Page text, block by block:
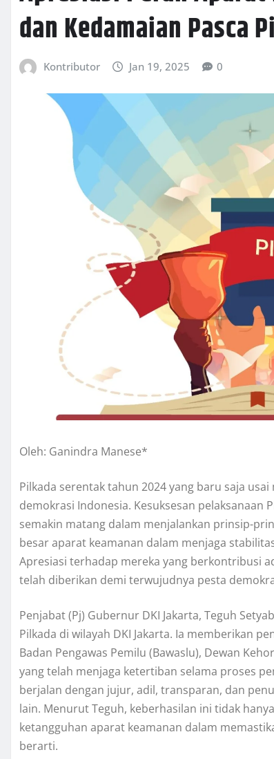
dan Kedamaian Pasca
Kontributor Jan 19, 2025 0
Oleh: Ganindra Manese*
Pilkada serentak tahun 2024 yang baru saja
demokrasi Indonesia. Kesuksesan pelaksanaan
semakin matang dalam menjalankan prinsip-
besar aparat keamanan dalam menjaga
Apresiasi terhadap mereka yang berkontribusi
telah diberikan demi terwujudnya pesta
Penjabat (Pj) Gubernur DKI Jakarta, Teguh
Pilkada di wilayah DKI Jakarta. Ia memberikan
Badan Pengawas Pemilu (Bawaslu), Dewan
yang telah menjaga ketertiban selama proses
berjalan dengan jujur, adil, transparan, dan
lain. Menurut Teguh, keberhasilan ini tidak
ketangguhan aparat keamanan dalam
berarti.